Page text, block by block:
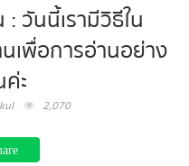
วันนี้เรามีวิธีใน
เพื่อการอ่านอย่าง
ะ
2,070